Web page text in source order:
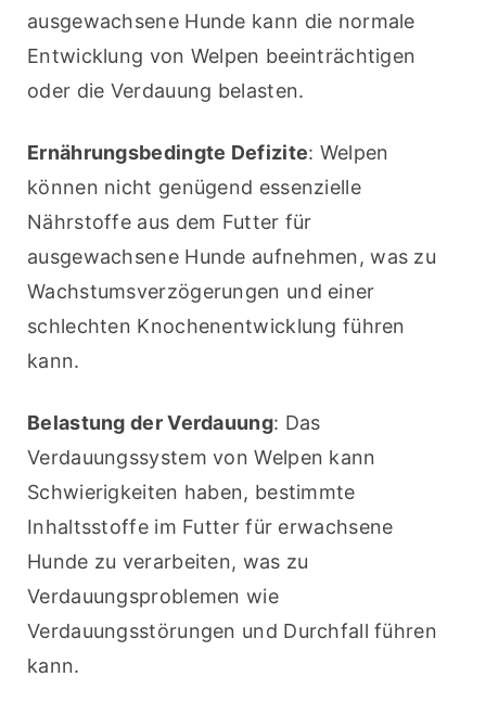
ausgewachsene Hunde kann die normale
Entwicklung von Welpen beeinträchtigen
oder die Verdauung belasten.
Ernährungsbedingte Defizite: Welpen
können nicht genügend essenzielle
Nährstoffe aus dem Futter für
ausgewachsene Hunde aufnehmen, was zu
Wachstumsverzögerungen und einer
schlechten Knochenentwicklung führen
kann.
Belastung der Verdauung: Das
Verdauungssystem von Welpen kann
Schwierigkeiten haben, bestimmte
Inhaltsstoffe im Futter für erwachsene
Hunde zu verarbeiten, was zu
Verdauungsproblemen wie
Verdauungsstörungen und Durchfall führen
kann.